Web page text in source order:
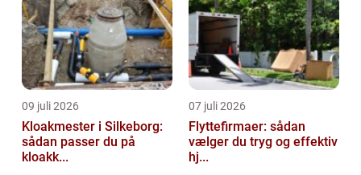
09 juli 2026
Kloakmester i Silkeborg:
sådan passer du på
kloakk...
07 juli 2026
Flyttefirmaer: sådan
vælger du tryg og effektiv
hj...